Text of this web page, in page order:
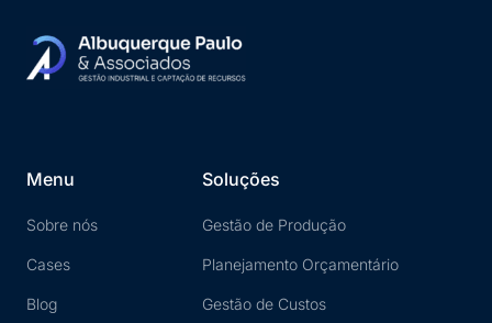
Menu
Sobre nós
Cases
Blog
Soluções
Gestão de Produção
Planejamento Orçamentário
Gestão de Custos